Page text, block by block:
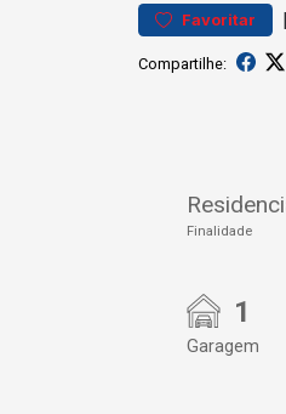
Favoritar |
Compartilhe:
Finalidade
1
Garagem